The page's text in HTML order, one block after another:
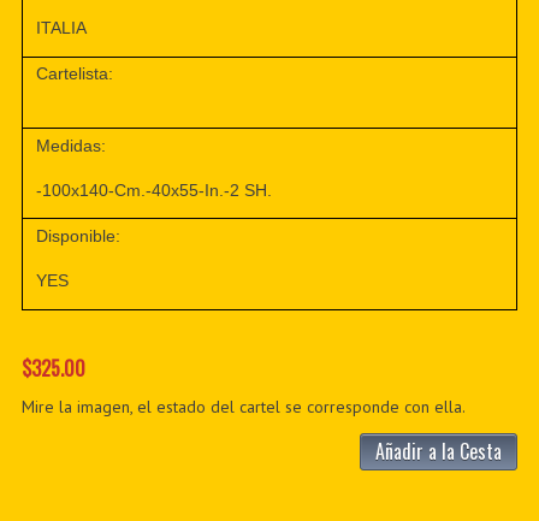
ITALIA
Cartelista:
Medidas:
-100x140-Cm.-40x55-In.-2 SH.
Disponible:
YES
$325.00
Mire la imagen, el estado del cartel se corresponde con ella.
Añadir a la Cesta